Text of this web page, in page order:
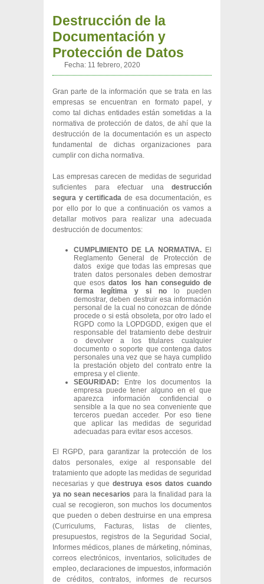
Destrucción de la
Documentación y
Protección de Datos
Fecha: 11 febrero, 2020
Gran parte de la información que se trata en las
empresas se encuentran en formato papel, y
como tal dichas entidades están sometidas a la
normativa de protección de datos, de ahí que la
destrucción de la documentación es un aspecto
fundamental de dichas organizaciones para
cumplir con dicha normativa.
Las empresas carecen de medidas de seguridad
suficientes para efectuar una destrucción
segura y certificada de esa documentación, es
por ello por lo que a continuación os vamos a
detallar motivos para realizar una adecuada
destrucción de documentos:
CUMPLIMIENTO DE LA NORMATIVA. El
Reglamento General de Protección de
datos exige que todas las empresas que
traten datos personales deben demostrar
que esosdatos los han conseguido de
forma legítima y si no
lo pueden
demostrar, deben destruir esa información
personal de la cual no conozcan de dónde
procede o si está obsoleta, por otro lado el
RGPD como la LOPDGDD, exigen que el
responsable del tratamiento debe destruir
o devolver a los titulares cualquier
documento o soporte que contenga datos
personales una vez que se haya cumplido
la prestación objeto del contrato entre la
empresa y el cliente.
SEGURIDAD:
Entre los documentos la
empresa puede tener alguno en el que
aparezca información confidencial o
sensible a la que no sea conveniente que
terceros puedan acceder. Por eso tiene
que aplicar las medidas de seguridad
adecuadas para evitar esos accesos.
El RGPD, para garantizar la protección de los
datos personales, exige al responsable del
tratamiento que adopte las medidas de seguridad
necesarias y que destruya esos datos cuando
ya no sean necesarios para la finalidad para la
cual se recogieron, son muchos los documentos
que pueden o deben destruirse en una empresa
(Curriculums, Facturas, listas de clientes,
presupuestos, registros de la Seguridad Social,
Informes médicos, planes de márketing, nóminas,
correos electrónicos, inventarios, solicitudes de
empleo, declaraciones de impuestos, información
de créditos, contratos, informes de recursos